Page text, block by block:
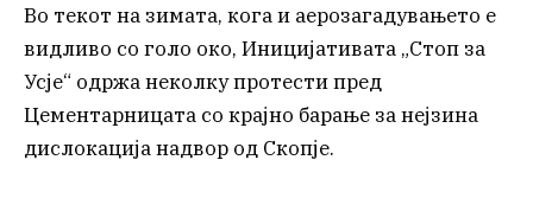
Во текот на зимата, кога и аерозагадувањето е
видливо со голо око, Иницијативата „Стоп за
Усје“ одржа неколку протести пред
Цементарницата со крајно барање за нејзина
дислокација надвор од Скопје.